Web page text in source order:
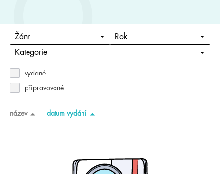
Žánr Rok
Kategorie
vydané
připravované
název datum vydání